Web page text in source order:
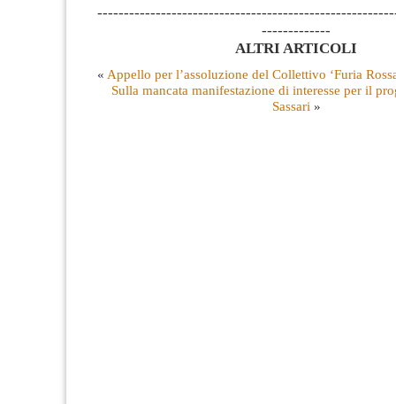
-------------
ALTRI ARTICOLI
« Appello per l’assoluzione del Collettivo ‘Furia
Sulla mancata manifestazione di interesse per il
Sassari»